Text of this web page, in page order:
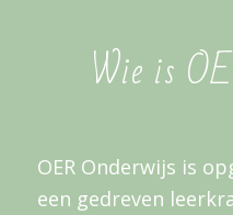
Wie is
OER Onderwijs is
een gedreven